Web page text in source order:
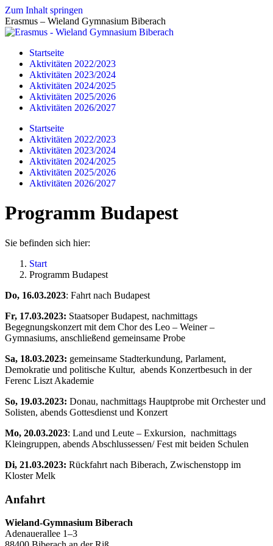
Zum Inhalt springen
Erasmus – Wieland Gymnasium Biberach
Startseite
Aktivitäten 2022/2023
Aktivitäten 2023/2024
Aktivitäten 2024/2025
Aktivitäten 2025/2026
Aktivitäten 2026/2027
Startseite
Aktivitäten 2022/2023
Aktivitäten 2023/2024
Aktivitäten 2024/2025
Aktivitäten 2025/2026
Aktivitäten 2026/2027
Programm Budapest
Sie befinden sich hier:
Start
Programm Budapest
Do, 16.03.2023: Fahrt nach Budapest
Fr, 17.03.2023: Staatsoper Budapest, nachmittags
Begegnungskonzert mit dem Chor des Leo – Weiner –
Gymnasiums, anschließend gemeinsame Probe
Sa, 18.03.2023: gemeinsame Stadterkundung, Parlament,
Demokratie und politische Kultur, abends Konzertbesuch in der
Ferenc Liszt Akademie
So, 19.03.2023: Donau, nachmittags Hauptprobe mit Orchester und
Solisten, abends Gottesdienst und Konzert
Mo, 20.03.2023: Land und Leute – Exkursion, nachmittags
Kleingruppen, abends Abschlussessen/ Fest mit beiden Schulen
Di, 21.03.2023: Rückfahrt nach Biberach, Zwischenstopp im
Kloster Melk
Anfahrt
Wieland-Gymnasium Biberach
Adenauerallee 1–3